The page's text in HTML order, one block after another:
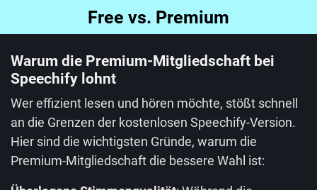
Free vs. Premium
Warum die Premium-Mitgliedschaft bei
Speechify lohnt
Wer effizient lesen und hören möchte, stößt schnell
an die Grenzen der kostenlosen Speechify-Version.
Hier sind die wichtigsten Gründe, warum die
Premium-Mitgliedschaft die bessere Wahl ist: